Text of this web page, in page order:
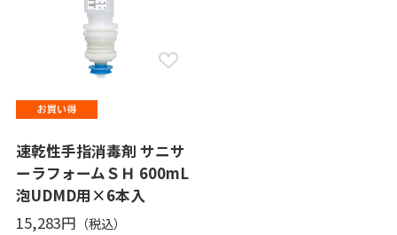
速乾性手指消毒剤 サニサ
ーラフォームＳＨ 600mL
泡UDMD用×6本入
15,283円